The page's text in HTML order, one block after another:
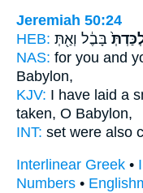
Jeremiah 50:24
HEB: בָּבֶ֔ל וְאַ֖תְּ
NAS: for you and
Babylon,
KJV: I have laid a
taken, O Babylon,
INT: set were also
Interlinear Greek •
Numbers •